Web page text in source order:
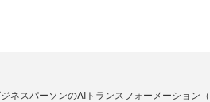
ネスパーソンのAIトランスフォーメーション